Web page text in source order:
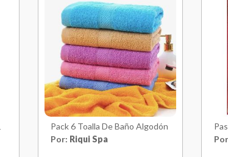
Pack 6 Toalla De Baño Algodón
Por: Riqui Spa